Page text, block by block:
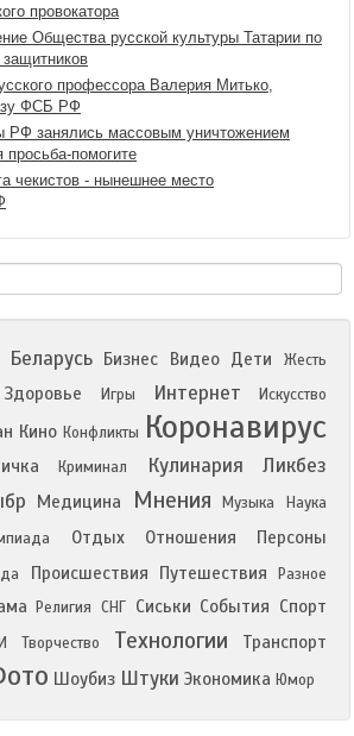
провокатора
Общества русской культуры Татарии по
профессора Валерия Митько,
ФСБ РФ
РФ занялись массовым уничтожением
помогите
чекистов - нынешнее место
Беларусь Бизнес Видео Дети
Жесть
Здоровье Игры Интернет Искусство
Кино Конфликты Коронавирус
Криминал Кулинария Ликбез
Медицина Мнения Музыка Наука
Отдых Отношения Персоны
Происшествия Путешествия
Разное
Религия СНГ Сиськи События Спорт
Творчество Технологии Транспорт
Шоубиз Штуки Экономика Юмор